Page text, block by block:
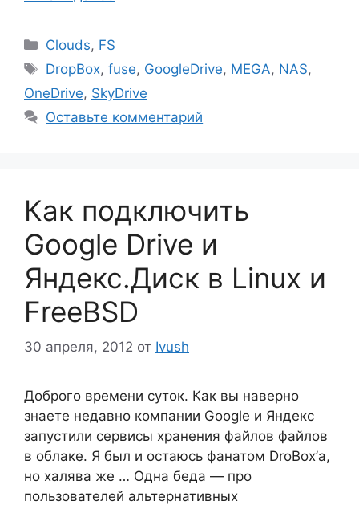
Рубрики
Clouds, FS
Метки
DropBox,fuse, GoogleDrive, MEGA, NAS,
OneDrive, SkyDrive
Оставьте комментарий
Как подключить
Google Drive и
Яндекс.Диск в Linux и
FreeBSD
30 апреля, 2012 от Ivush
Доброго времени суток. Как вы наверно
знаете недавно компании Google и Яндекс
запустили сервисы хранения файлов файлов
в облаке. Я был и остаюсь фанатом DroBox’а,
но халява же … Одна беда — про
пользователей альтернативных